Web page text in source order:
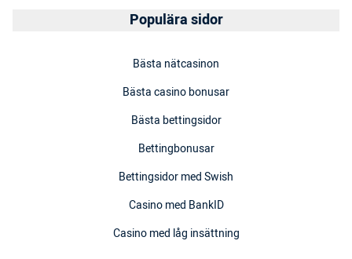
Populära sidor
Bästa nätcasinon
Bästa casino bonusar
Bästa bettingsidor
Bettingbonusar
Bettingsidor med Swish
Casino med BankID
Casino med låg insättning